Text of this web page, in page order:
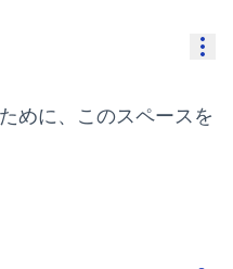
リ
めに、このスペースを